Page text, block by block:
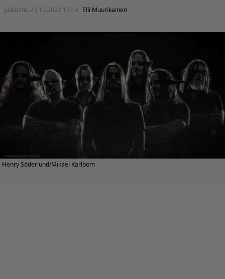
Julkaistu: 23.10.2022 17:14 Elli Muurikainen
Henry Söderlund/Mikael Karlbom